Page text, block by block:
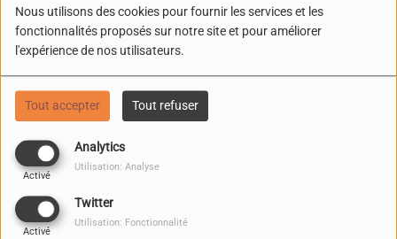
Nous utilisons des cookies pour fournir les services et les
fonctionnalités proposés sur notre site et pour améliorer
l'expérience de nos utilisateurs.
Tout accepter Tout refuser
Analytics
Activé
Utilisation: Analyse
Twitter
Activé
Utilisation: Fonctionnalité
ALPHONSE AMEWOLO
L'AFRIQUE